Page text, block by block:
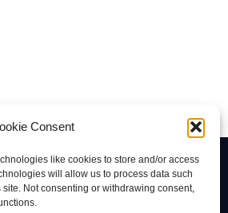
Consent
like cookies to store and/or access
will allow us to process data such
Not consenting or withdrawing consent,